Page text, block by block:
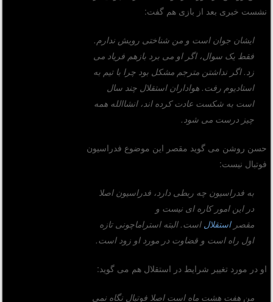
نشست خبری بعد از بازی هم گفت:
ایشان جوان است و من شناختی رویش ندارم.
فقط یک سوال، اگر او می برد بازهم فریاد می
زد. اگر نداشتن مترجم مشکل بود چرا با تیم به
استادیوم رفت. هواداران استقلال چند سال
است به شکست عادت کرده اند، انشاالله همه
چیز درست می شود.
حسن روشن می گوید مقصر این موضوع فدراسیون
فوتبال نیست:
به فدراسیون چه ربطی دارد، فدراسیون اصلا
در این امور کاره ای نیست و
مقصراستقلال است. البته استراماچونی تازه
اول راه است و قضاوت در مورد او زود است.
او در مورد تغییر شرایط در استقلال هم می گوید:
من هفت هشت ماه است اصلا فوتبال نگاه نمی